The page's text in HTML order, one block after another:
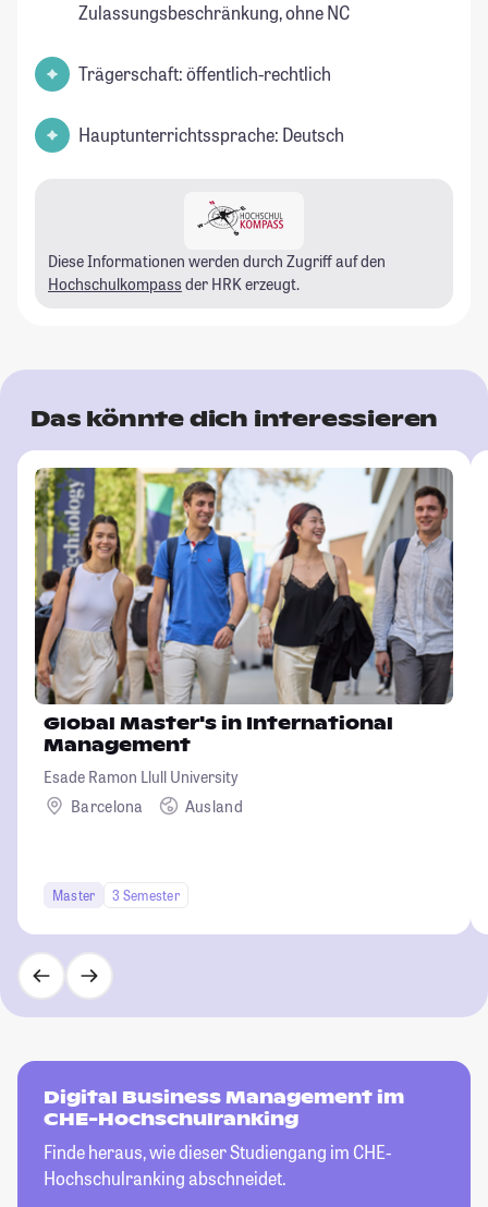
Zulassungsbeschränkung, ohne NC
Trägerschaft: öffentlich-rechtlich
Hauptunterrichtssprache: Deutsch
Diese Informationen werden durch Zugriff auf den
Hochschulkompass der HRK erzeugt.
Das könnte dich interessieren
Global Master's in International
Management
Esade Ramon Llull University
Barcelona
Ausland
Master 3 Semester
Digital Business Management im
CHE-Hochschulranking
Finde heraus, wie dieser Studiengang im CHE-
Hochschulranking abschneidet.